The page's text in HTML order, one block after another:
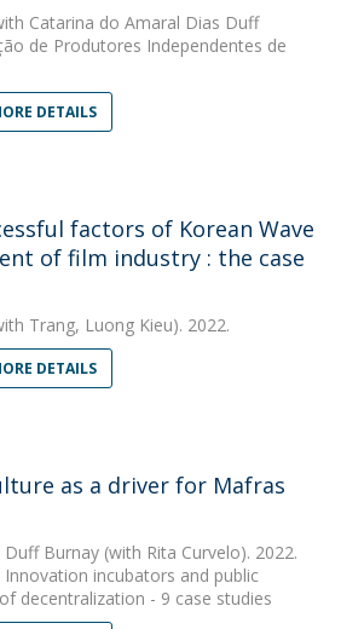
Catarina do Amaral Dias Duff
de Produtores Independentes de
DETAILS
factors of Korean Wave
of film industry : the case
Trang, Luong Kieu). 2022.
DETAILS
as a driver for Mafras
Duff Burnay (with Rita Curvelo). 2022.
incubators and public
decentralization - 9 case studies